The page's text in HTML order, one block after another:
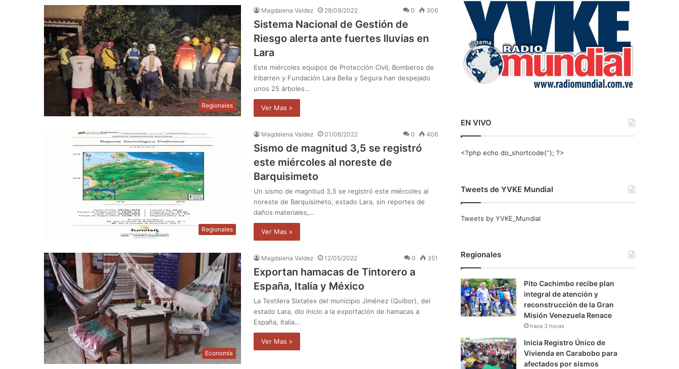
Regionales
Magdalena Valdez 28/09/2022 0 306
Sistema Nacional de Gestión de
Riesgo alerta ante fuertes lluvias en
Lara
Este miércoles equipos de Protección Civil, Bomberos de
Iribarren y Fundación Lara Bella y Segura han despejado
unos 25 árboles…
Ver Mas »
Regionales
Magdalena Valdez 01/06/2022 0 406
Sismo de magnitud 3,5 se registró
este miércoles al noreste de
Barquisimeto
Un sismo de magnitud 3,5 se registró este miércoles al
noreste de Barquisimeto, estado Lara, sin reportes de
daños materiales,…
Ver Mas »
Economía
Magdalena Valdez 12/05/2022 0 351
Exportan hamacas de Tintorero a
España, Italia y México
La Textilera Sixtatex del municipio Jiménez (Quíbor), del
estado Lara, dio inicio a la exportación de hamacas a
España, Italia…
Ver Mas »
r
EN VIVO
<?php echo do_shortcode(‘‘); ?>
Tweets de YVKE Mundial
Tweets by YVKE_Mundial
Regionales
Pito Cachimbo recibe plan
integral de atención y
reconstrucción de la Gran
Misión Venezuela Renace
hace 3 horas
Inicia Registro Único de
Vivienda en Carabobo para
afectados por sismos